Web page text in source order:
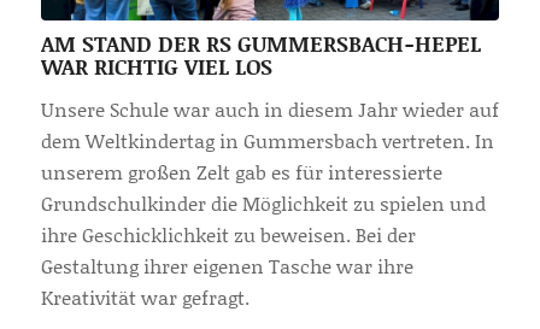
AM STAND DER RS GUMMERSBACH-HEPEL
WAR RICHTIG VIEL LOS
Unsere Schule war auch in diesem Jahr wieder auf
dem Weltkindertag in Gummersbach vertreten. In
unserem großen Zelt gab es für interessierte
Grundschulkinder die Möglichkeit zu spielen und
ihre Geschicklichkeit zu beweisen. Bei der
Gestaltung ihrer eigenen Tasche war ihre
Kreativität war gefragt.